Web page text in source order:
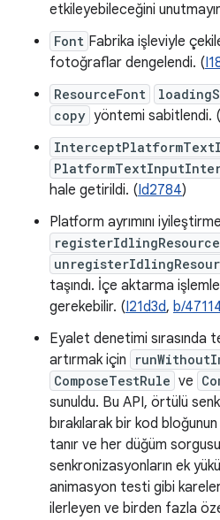
etkileyebileceğini
Font Fabrika işleviyle
fotoğraflar dengelendi. (
ResourceFont
copy yöntemi sabitlendi. (
hale getirildi. (Id2784)
Platform ayrımını
registerIdlingResource
taşındı. İçe aktarma
gerekebilir. (I21d3d, b/
Eyalet denetimi sırasında
artırmak için
ComposeTestRule ve
sunuldu. Bu API, örtülü
bırakılarak bir kod
tanır ve her düğüm
senkronizasyonların ek
animasyon testi gibi
ilerleyen ve birden fazla